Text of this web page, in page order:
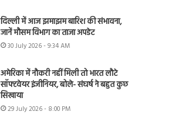
दिल्ली में आज झमाझम बारिश की संभावना,
जानें मौसम विभाग का ताजा अपडेट
30 July 2026 - 9:34 AM
अमेरिका में नौकरी नहीं मिली तो भारत लौटे
सॉफ्टवेयर इंजीनियर, बोले- संघर्ष ने बहुत कुछ
सिखाया
29 July 2026 - 8:00 PM